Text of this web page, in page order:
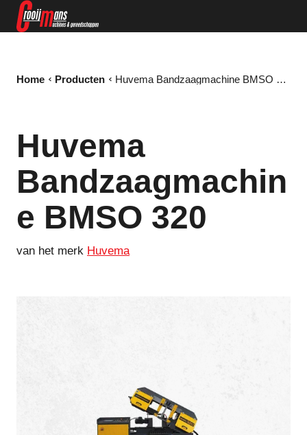
Home Producten Huvema Bandzaagmachine BMSO 320
Huvema
Bandzaagmachin
e BMSO 320
van het merk Huvema